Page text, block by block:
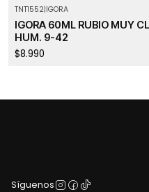
TNT1552|IGORA
IGORA 60ML RUBIO MUY
HUM. 9-42
$8.990
Síguenos